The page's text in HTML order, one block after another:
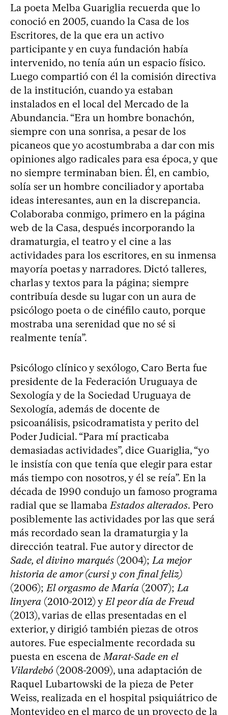
La poeta Melba Guariglia recuerda que lo
conoció en 2005, cuando la Casa de los
Escritores, de la que era un activo
participante y en cuya fundación había
intervenido, no tenía aún un espacio físico.
Luego compartió con él la comisión directiva
de la institución, cuando ya estaban
instalados en el local del Mercado de la
Abundancia. “Era un hombre bonachón,
siempre con una sonrisa, a pesar de los
picaneos que yo acostumbraba a dar con mis
opiniones algo radicales para esa época, y que
no siempre terminaban bien. Él, en cambio,
solía ser un hombre conciliador y aportaba
ideas interesantes, aun en la discrepancia.
Colaboraba conmigo, primero en la página
web de la Casa, después incorporando la
dramaturgia, el teatro y el cine a las
actividades para los escritores, en su inmensa
mayoría poetas y narradores. Dictó talleres,
charlas y textos para la página; siempre
contribuía desde su lugar con un aura de
psicólogo poeta o de cinéfilo cauto, porque
mostraba una serenidad que no sé si
realmente tenía”.
Psicólogo clínico y sexólogo, Caro Berta fue
presidente de la Federación Uruguaya de
Sexología y de la Sociedad Uruguaya de
Sexología, además de docente de
psicoanálisis, psicodramatista y perito del
Poder Judicial. “Para mí practicaba
demasiadas actividades”, dice Guariglia, “yo
le insistía con que tenía que elegir para estar
más tiempo con nosotros, y él se reía”. En la
década de 1990 condujo un famoso programa
radial que se llamabaEstados alterados. Pero
posiblemente las actividades por las que será
más recordado sean la dramaturgia y la
dirección teatral. Fue autor y director de
Sade, el divino marqués (2004);La mejor
historia de amor (cursi y con final feliz)
(2006);El orgasmo de María (2007);La
linyera (2010-2012) yEl peor día de Freud
(2013), varias de ellas presentadas en el
exterior, y dirigió también piezas de otros
autores. Fue especialmente recordada su
puesta en escena deMarat-Sade en el
Vilardebó (2008-2009), una adaptación de
Raquel Lubartowski de la pieza de Peter
Weiss, realizada en el hospital psiquiátrico de
Montevideo en el marco de un proyecto de la